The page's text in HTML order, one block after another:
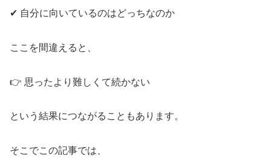
✔ 自分に向いているのはどっちなのか
ここを間違えると、
👉 思ったより難しくて続かない
という結果につながることもあります。
そこでこの記事では、